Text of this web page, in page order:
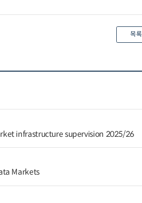
목
infrastructure supervision 2025/26
Markets